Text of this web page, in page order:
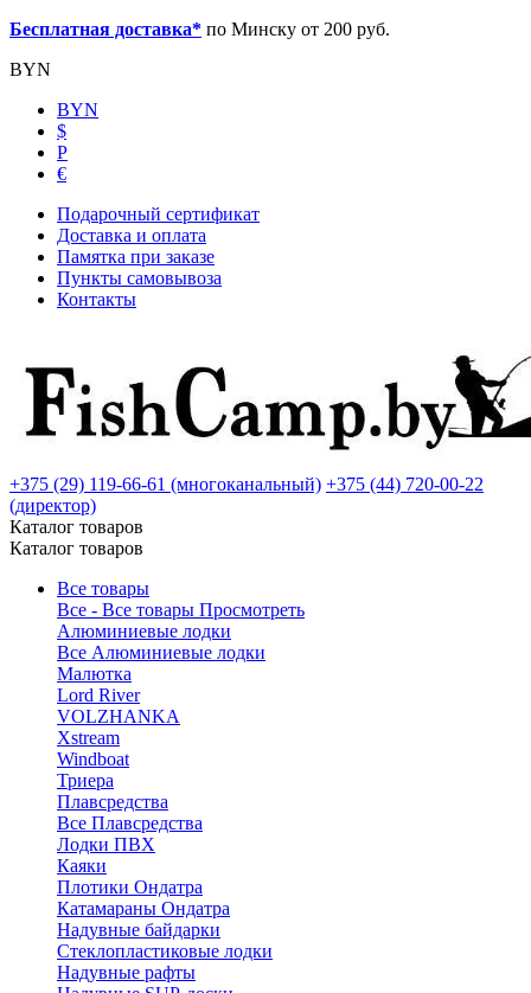
Бесплатная доставка* по Минску от 200 руб.
BYN
BYN
$
Р
€
Подарочный сертификат
Доставка и оплата
Памятка при заказе
Пункты самовывоза
Контакты
+375 (29) 119-66-61 (многоканальный) +375 (44) 720-00-22
(директор)
Каталог товаров
Каталог товаров
Все товары
Все - Все товары Просмотреть
Алюминиевые лодки
Все Алюминиевые лодки
Малютка
Lord River
VOLZHANKA
Xstream
Windboat
Триера
Плавсредства
Все Плавсредства
Лодки ПВХ
Каяки
Плотики Ондатра
Катамараны Ондатра
Надувные байдарки
Стеклопластиковые лодки
Надувные рафты